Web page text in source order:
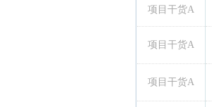
项目干货A
项目干货A
项目干货A